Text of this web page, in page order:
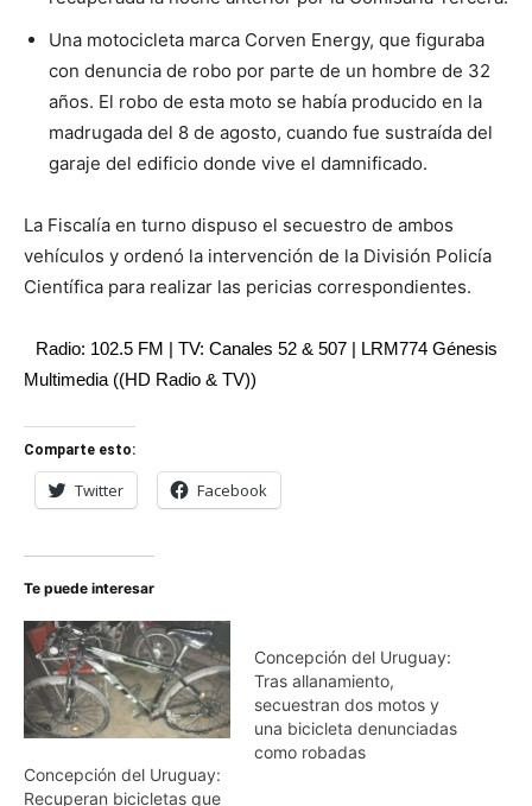
Una motocicleta marca Corven Energy, que figuraba
con denuncia de robo por parte de un hombre de 32
años. El robo de esta moto se había producido en la
madrugada del 8 de agosto, cuando fue sustraída del
garaje del edificio donde vive el damnificado.
La Fiscalía en turno dispuso el secuestro de ambos
vehículos y ordenó la intervención de la División Policía
Científica para realizar las pericias correspondientes.
Radio: 102.5 FM | TV: Canales 52 & 507 | LRM774 Génesis
Multimedia ((HD Radio & TV))
Comparte esto:
Twitter Facebook
Te puede interesar
Concepción del Uruguay:
Recuperan bicicletas que
Concepción del Uruguay:
Tras allanamiento,
secuestran dos motos y
una bicicleta denunciadas
como robadas